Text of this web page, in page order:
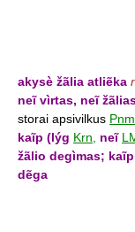
akysè žãlia atliẽka
neĩ vìrtas, neĩ
storai apsivilkus
kaĩp (lýg Krn, neĩ
žãlio degìmas;
dẽga